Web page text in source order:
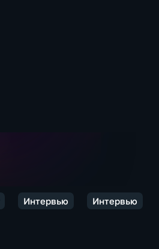
Интервью Интервью